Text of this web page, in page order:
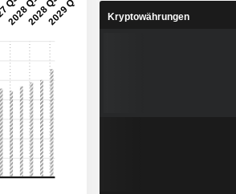
Kryptowährungen